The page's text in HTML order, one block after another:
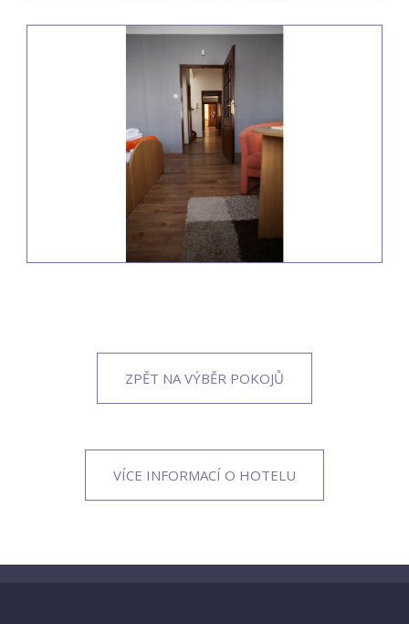
ZPĚT NA VÝBĚR POKOJŮ
VÍCE INFORMACÍ O HOTELU